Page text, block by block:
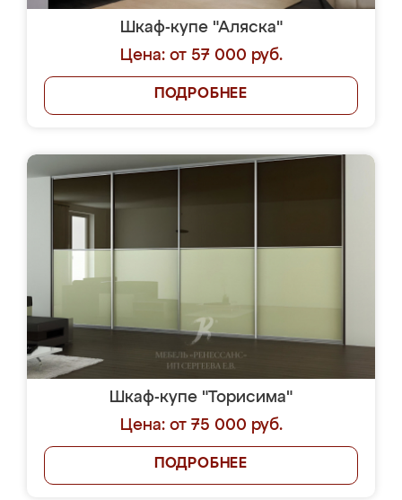
Шкаф-купе "Аляска"
Цена: от 57 000 руб.
ПОДРОБНЕЕ
Шкаф-купе "Торисима"
Цена: от 75 000 руб.
ПОДРОБНЕЕ